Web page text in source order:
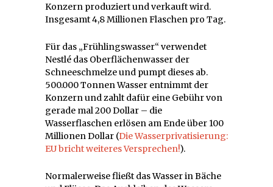
Konzern produziert und verkauft wird.
Insgesamt 4,8 Millionen Flaschen pro Tag.
Für das „Frühlingswasser“ verwendet
Nestlé das Oberflächenwasser der
Schneeschmelze und pumpt dieses ab.
500.000 Tonnen Wasser entnimmt der
Konzern und zahlt dafür eine Gebühr von
gerade mal 200 Dollar – die
Wasserflaschen erlösen am Ende über 100
Millionen Dollar (Die Wasserprivatisierung:
EU bricht weiteres Versprechen!).
Normalerweise fließt das Wasser in Bäche